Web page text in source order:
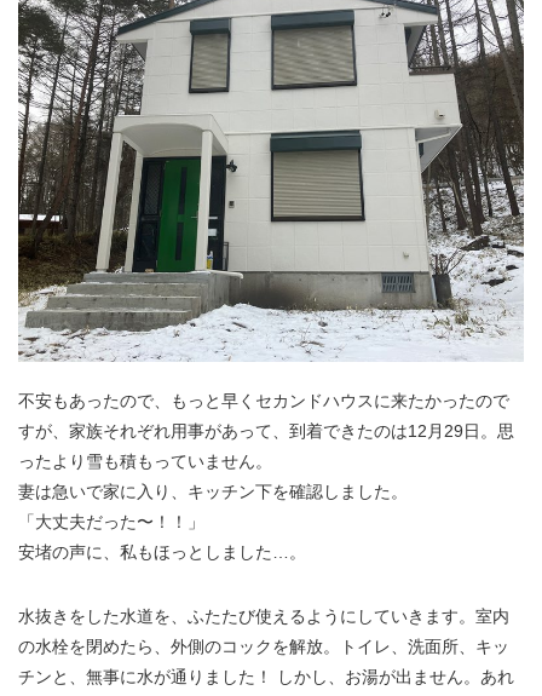
不安もあったので、もっと早くセカンドハウスに来たかったので
すが、家族それぞれ用事があって、到着できたのは12月29日。思
ったより雪も積もっていません。
妻は急いで家に入り、キッチン下を確認しました。
「大丈夫だった〜！！」
安堵の声に、私もほっとしました…。
水抜きをした水道を、ふたたび使えるようにしていきます。室内
の水栓を閉めたら、外側のコックを解放。トイレ、洗面所、キッ
チンと、無事に水が通りました！ しかし、お湯が出ません。あれ